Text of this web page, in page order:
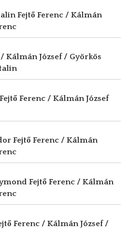
Fejtő Ferenc / Kálmán
/ Kálmán József / Györkös
Fejtő Ferenc / Kálmán József
Fejtő Ferenc / Kálmán
Fejtő Ferenc / Kálmán
Ferenc / Kálmán József /